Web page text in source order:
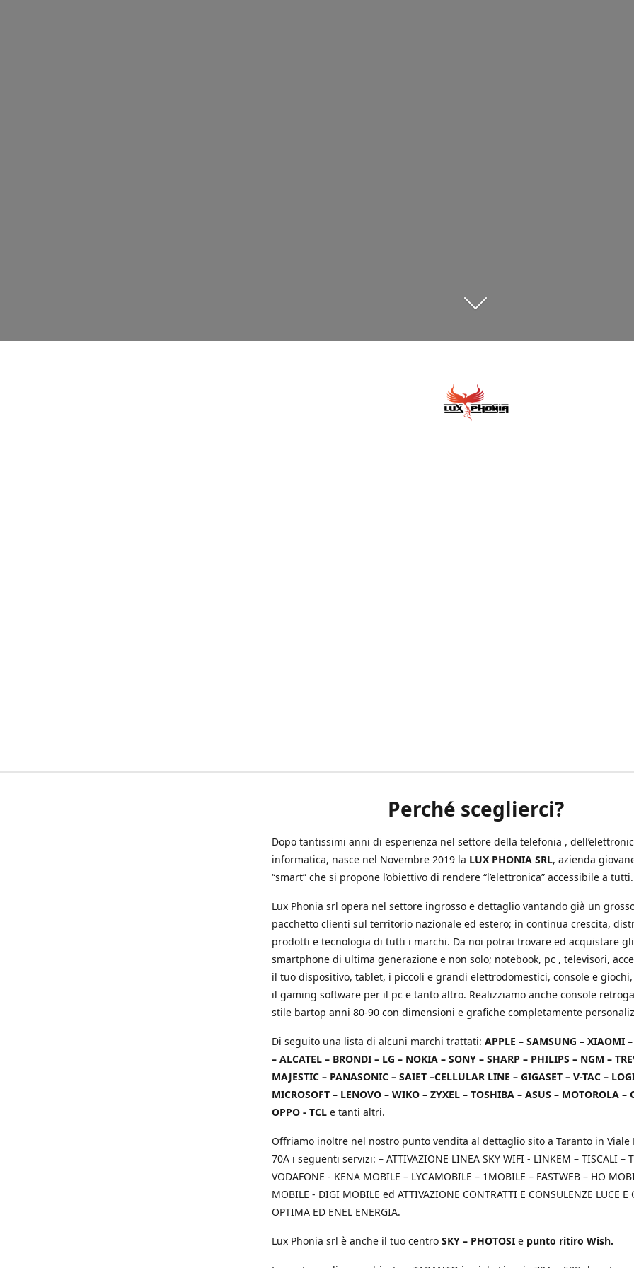
Perché sceglierci?
Dopo tantissimi anni di esperienza nel settore della telefonia ,
informatica, nasce nel Novembre 2019 la LUX PHONIA SRL, azienda
“smart” che si propone l’obiettivo di rendere “l’elettronica” accessibile a tutti.
Lux Phonia srl opera nel settore ingrosso e dettaglio vantando già un
pacchetto clienti sul territorio nazionale ed estero; in continua crescita,
prodotti e tecnologia di tutti i marchi. Da noi potrai trovare ed acquistare gli
smartphone di ultima generazione e non solo; notebook, pc , televisori,
il tuo dispositivo, tablet, i piccoli e grandi elettrodomestici, console e
il gaming software per il pc e tanto altro. Realizziamo anche console
stile bartop anni 80-90 con dimensioni e grafiche completamente
Di seguito una lista di alcuni marchi trattati: APPLE – SAMSUNG – XIAOMI
– ALCATEL – BRONDI – LG – NOKIA – SONY – SHARP – PHILIPS – NGM –
MAJESTIC – PANASONIC – SAIET –CELLULAR LINE – GIGASET – V-TAC –
MICROSOFT – LENOVO – WIKO – ZYXEL – TOSHIBA – ASUS – MOTOROLA –
OPPO - TCL e tanti altri.
Offriamo inoltre nel nostro punto vendita al dettaglio sito a Taranto in Viale
70A i seguenti servizi: – ATTIVAZIONE LINEA SKY WIFI - LINKEM – TISCALI –
VODAFONE - KENA MOBILE – LYCAMOBILE – 1MOBILE – FASTWEB – HO
MOBILE - DIGI MOBILE ed ATTIVAZIONE CONTRATTI E CONSULENZE LUCE E
OPTIMA ED ENEL ENERGIA.
Lux Phonia srl è anche il tuo centro SKY – PHOTOSI e punto ritiro Wish.